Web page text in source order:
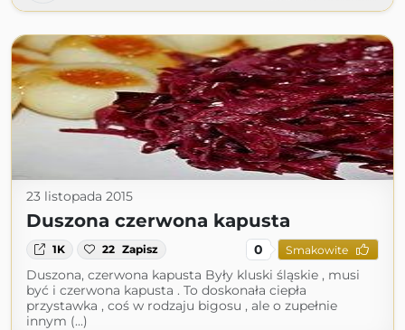
23 listopada 2015
Duszona czerwona kapusta
1K 22 Zapisz 0 Smakowite
Duszona, czerwona kapusta Były kluski śląskie , musi
być i czerwona kapusta . To doskonała ciepła
przystawka , coś w rodzaju bigosu , ale o zupełnie
innym (...)